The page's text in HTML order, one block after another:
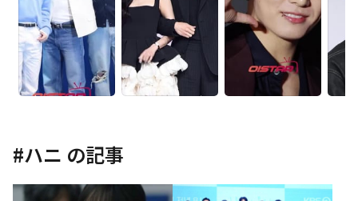
#ハニ の記事